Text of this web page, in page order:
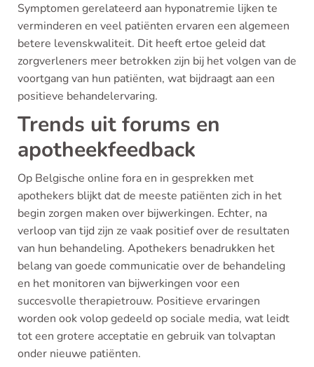
Symptomen gerelateerd aan hyponatremie lijken te
verminderen en veel patiënten ervaren een algemeen
betere levenskwaliteit. Dit heeft ertoe geleid dat
zorgverleners meer betrokken zijn bij het volgen van de
voortgang van hun patiënten, wat bijdraagt aan een
positieve behandelervaring.
Trends uit forums en
apotheekfeedback
Op Belgische online fora en in gesprekken met
apothekers blijkt dat de meeste patiënten zich in het
begin zorgen maken over bijwerkingen. Echter, na
verloop van tijd zijn ze vaak positief over de resultaten
van hun behandeling. Apothekers benadrukken het
belang van goede communicatie over de behandeling
en het monitoren van bijwerkingen voor een
succesvolle therapietrouw. Positieve ervaringen
worden ook volop gedeeld op sociale media, wat leidt
tot een grotere acceptatie en gebruik van tolvaptan
onder nieuwe patiënten.